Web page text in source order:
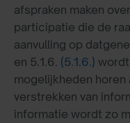
afspraken maken
participatie die de
aanvulling op
en 5.1.6. (5.1.6.)
mogelijkheden
verstrekken van
informatie wordt zo